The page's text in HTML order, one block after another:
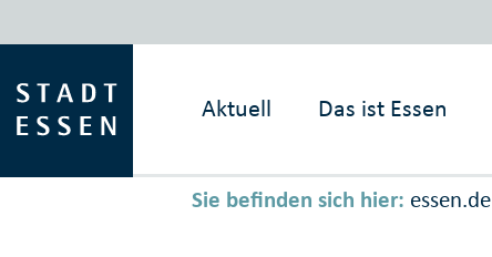
Aktuell Das ist Essen
Sie befinden sich hier: essen.de